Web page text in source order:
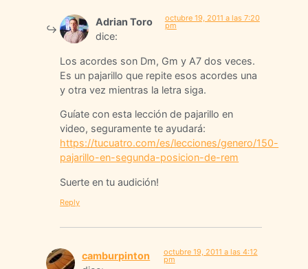
Adrian Toro
dice:
octubre 19, 2011 a las 7:20
pm
Los acordes son Dm, Gm y A7 dos veces.
Es un pajarillo que repite esos acordes una
y otra vez mientras la letra siga.
Guíate con esta lección de pajarillo en
video, seguramente te ayudará:
https://tucuatro.com/es/lecciones/genero/150-
pajarillo-en-segunda-posicion-de-rem
Suerte en tu audición!
Reply
camburpinton
octubre 19, 2011 a las 4:12
pm